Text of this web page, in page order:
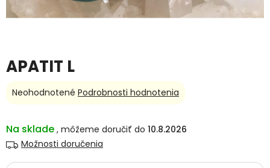
APATIT L
Na sklade
10.8.2026
Možnosti doručenia
Priemerné
je
0,0
z
5
Neohodnotené Podrobnosti hodnotenia